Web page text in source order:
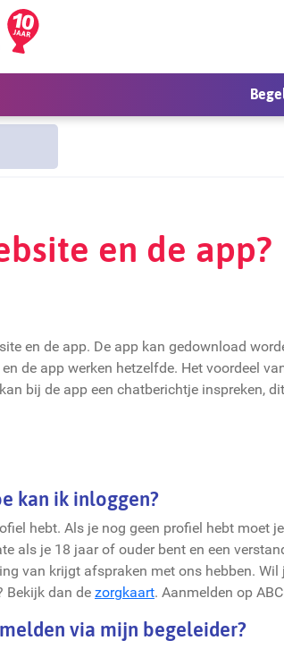
en de app?
en de app. De app kan gedownload
de app werken hetzelfde. Het voordeel
bij de app een chatberichtje inspreken,
kan ik inloggen?
hebt. Als je nog geen profiel hebt moet
als je 18 jaar of ouder bent en een
van krijgt afspraken met ons hebben.
Bekijk dan de zorgkaart. Aanmelden op
via mijn begeleider?